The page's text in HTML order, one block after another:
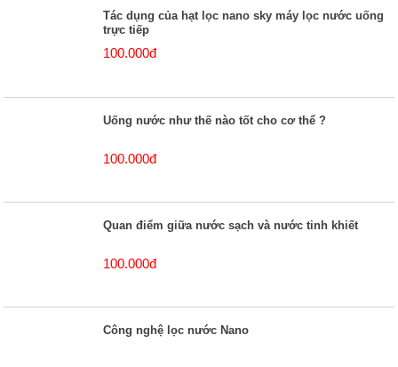
Tác dụng của hạt lọc nano sky máy lọc nước uống
trực tiếp
100.000đ
Uống nước như thế nào tốt cho cơ thể ?
100.000đ
Quan điểm giữa nước sạch và nước tinh khiết
100.000đ
Công nghệ lọc nước Nano